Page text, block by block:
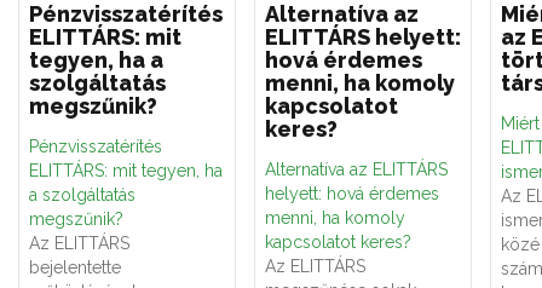
Pénzvisszatérítés
ELITTÁRS: mit
tegyen, ha a
szolgáltatás
megszűnik?
Pénzvisszatérítés
ELITTÁRS: mit tegyen, ha
a szolgáltatás
megszűnik?
Az ELITTÁRS
bejelentette
Alternatíva az
ELITTÁRS helyett:
hová érdemes
menni, ha komoly
kapcsolatot
keres?
Alternatíva az ELITTÁRS
helyett: hová érdemes
menni, ha komoly
kapcsolatot keres?
Az ELITTÁRS
az
Az